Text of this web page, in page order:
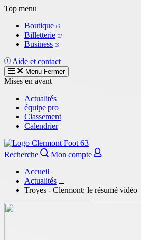
Aller
contenu
principal
Top menu
Boutique
Billetterie
Business
Aide et contact
Menu Fermer
Mises en avant
Actualités
équipe pro
Classement
Calendrier
Recherche
Mon compte
Accueil
Actualités
Troyes - Clermont: le résumé vidéo